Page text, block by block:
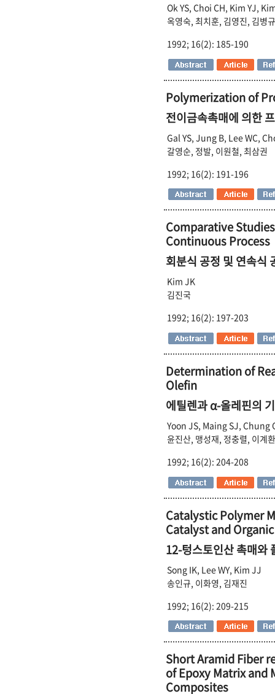
Ok YS, Choi CH, Kim YJ,
옥영숙, 최치훈, 김영진, 김병규
1992; 16(2): 185-190
Polymerization of
전이금속촉매에 의한
Gal YS, Jung B, Lee WC,
갈영순, 정발, 이원철, 최삼권
1992; 16(2): 191-196
Comparative
Continuous Process
회분식 공정 및 연속식
Kim JK
김진국
1992; 16(2): 197-203
Determination of
Olefin
에틸렌과 α-올레핀의
Yoon JS, Maing SJ, Chung
윤진산, 맹성재, 정충렬, 이계환
1992; 16(2): 204-208
Catalystic Polymer
Catalyst and
12-텅스토인산 촉매와
Song IK, Lee WY, Kim JJ
송인규, 이화영, 김재진
1992; 16(2): 209-215
Short Aramid Fiber
of Epoxy Matrix and
Composites